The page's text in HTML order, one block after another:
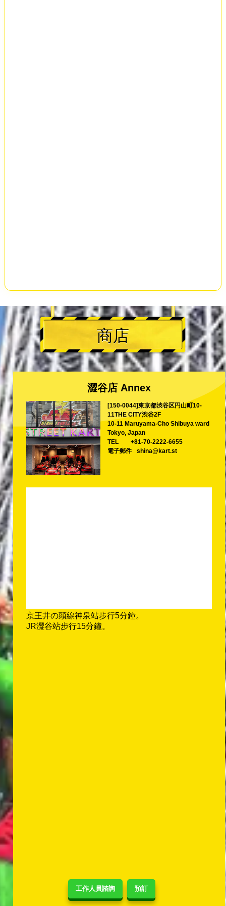
工作人員諮詢 預訂
商店
澀谷店 Annex
[150-0044]東京都渋谷区円山町10-
11THE CITY渋谷2F
10-11 Maruyama-Cho Shibuya ward
Tokyo, Japan
TEL
+81-70-2222-6655
電子郵件
shina@kart.st
京王井の頭線神泉站步行5分鐘。
JR澀谷站步行15分鐘。